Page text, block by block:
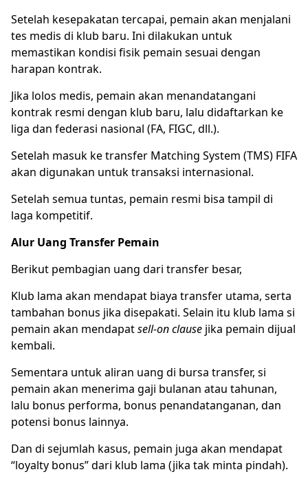
Setelah kesepakatan tercapai, pemain akan menjalani
tes medis di klub baru. Ini dilakukan untuk
memastikan kondisi fisik pemain sesuai dengan
harapan kontrak.
Jika lolos medis, pemain akan menandatangani
kontrak resmi dengan klub baru, lalu didaftarkan ke
liga dan federasi nasional (FA, FIGC, dll.).
Setelah masuk ke transfer Matching System (TMS) FIFA
akan digunakan untuk transaksi internasional.
Setelah semua tuntas, pemain resmi bisa tampil di
laga kompetitif.
Alur Uang Transfer Pemain
Berikut pembagian uang dari transfer besar,
Klub lama akan mendapat biaya transfer utama, serta
tambahan bonus jika disepakati. Selain itu klub lama si
pemain akan mendapatsell-on clause jika pemain dijual
kembali.
Sementara untuk aliran uang di bursa transfer, si
pemain akan menerima gaji bulanan atau tahunan,
lalu bonus performa, bonus penandatanganan, dan
potensi bonus lainnya.
Dan di sejumlah kasus, pemain juga akan mendapat
“loyalty bonus” dari klub lama (jika tak minta pindah).